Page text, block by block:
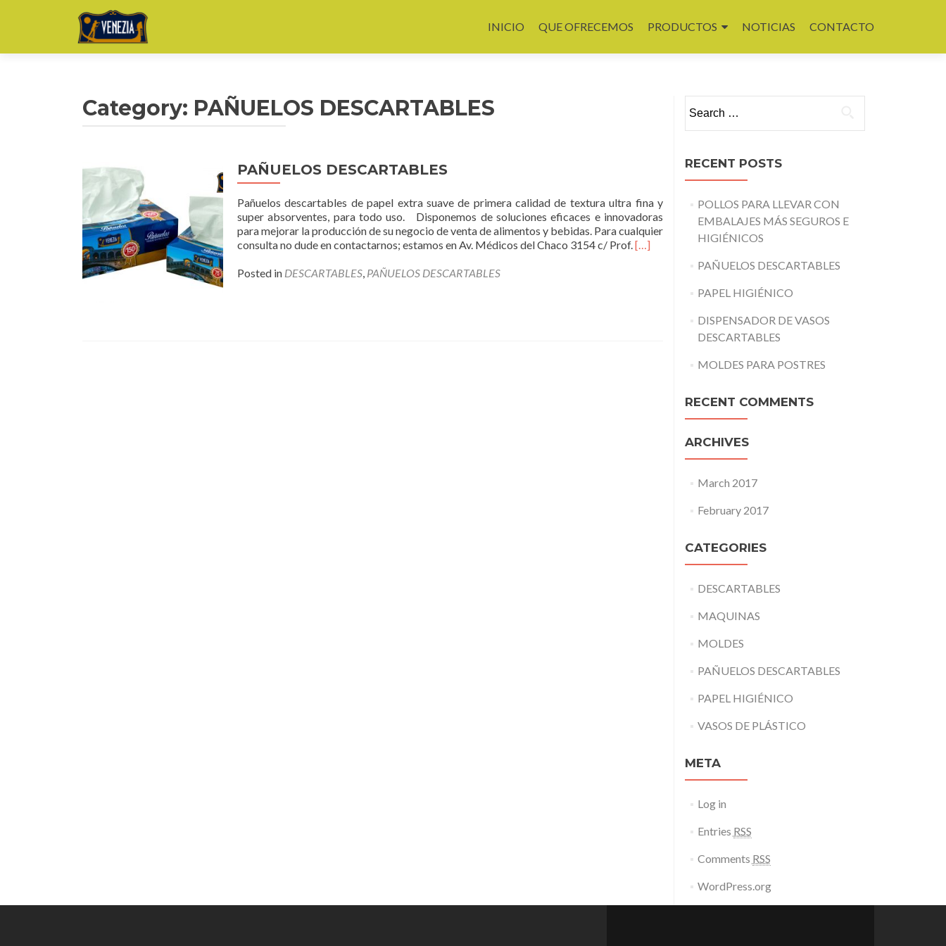
INICIO
QUE OFRECEMOS PRODUCTOS NOTICIAS CONTACTO
Category: PAÑUELOS DESCARTABLES
PAÑUELOS DESCARTABLES
Pañuelos descartables de papel extra suave de primera calidad de textura ultra fina y
super absorventes, para todo uso. Disponemos de soluciones eficaces e innovadoras
para mejorar la producción de su negocio de venta de alimentos y bebidas. Para cualquier
consulta no dude en contactarnos; estamos en Av. Médicos del Chaco 3154 c/ Prof.Read
DESCARTABLES
[…]
Posted in DESCARTABLES, PAÑUELOS DESCARTABLES
RECENT POSTS
POLLOS PARA LLEVAR CON
EMBALAJES MÁS SEGUROS E
HIGIÉNICOS
PAÑUELOS DESCARTABLES
PAPEL HIGIÉNICO
DISPENSADOR DE VASOS
DESCARTABLES
MOLDES PARA POSTRES
RECENT COMMENTS
ARCHIVES
March 2017
February 2017
CATEGORIES
DESCARTABLES
MAQUINAS
MOLDES
PAÑUELOS DESCARTABLES
PAPEL HIGIÉNICO
VASOS DE PLÁSTICO
META
Log in
Entries RSS
Comments RSS
WordPress.org